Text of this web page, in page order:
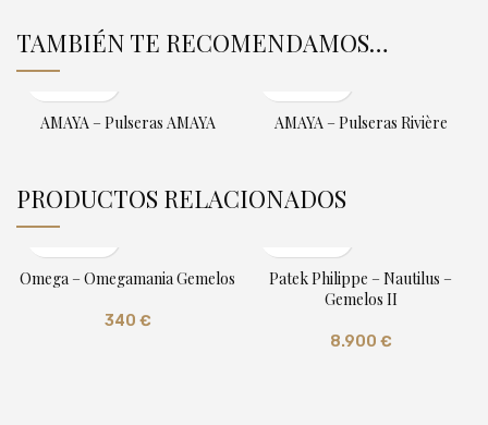
TAMBIÉN TE RECOMENDAMOS…
AMAYA – Pulseras AMAYA AMAYA – Pulseras Rivière
PRODUCTOS RELACIONADOS
Omega – Omegamania Gemelos
340 €
Patek Philippe – Nautilus –
Gemelos II
8.900 €